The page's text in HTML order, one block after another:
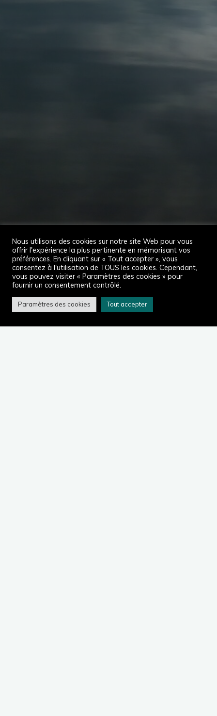
AccueilAtouvents en images
Nous utilisons des cookies sur notre site Web pour vous
offrir l'expérience la plus pertinente en mémorisant vos
préférences. En cliquant sur « Tout accepter », vous
consentez à l'utilisation de TOUS les cookies. Cependant,
vous pouvez visiter « Paramètres des cookies » pour
fournir un consentement contrôlé.
Paramètres des cookies Tout accepter